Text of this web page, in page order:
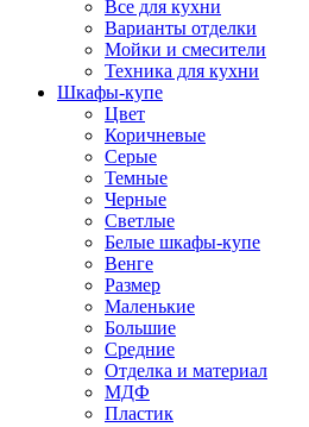
Все для кухни
Варианты отделки
Мойки и смесители
Техника для кухни
Шкафы-купе
Цвет
Коричневые
Серые
Темные
Черные
Светлые
Белые шкафы-купе
Венге
Размер
Маленькие
Большие
Средние
Отделка и материал
МДФ
Пластик